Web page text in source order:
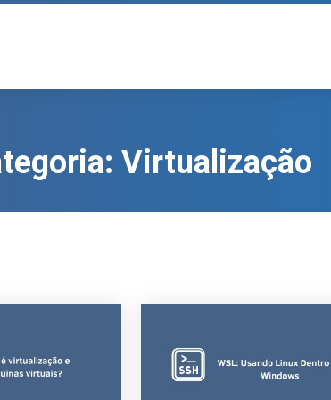
Virtualização